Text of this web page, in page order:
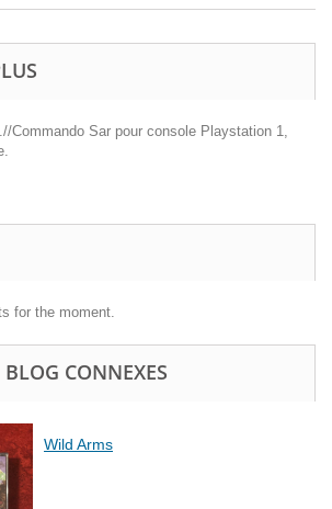
Commando Sar pour console Playstation 1,
for the moment.
CONNEXES
Wild Arms